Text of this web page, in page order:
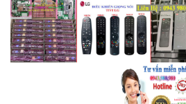
Skip
content